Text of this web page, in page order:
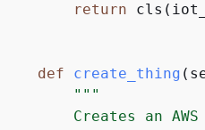
return
def create_thing (
"""
Creates an AWS